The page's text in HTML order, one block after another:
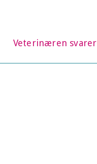
Veterinæren svarer